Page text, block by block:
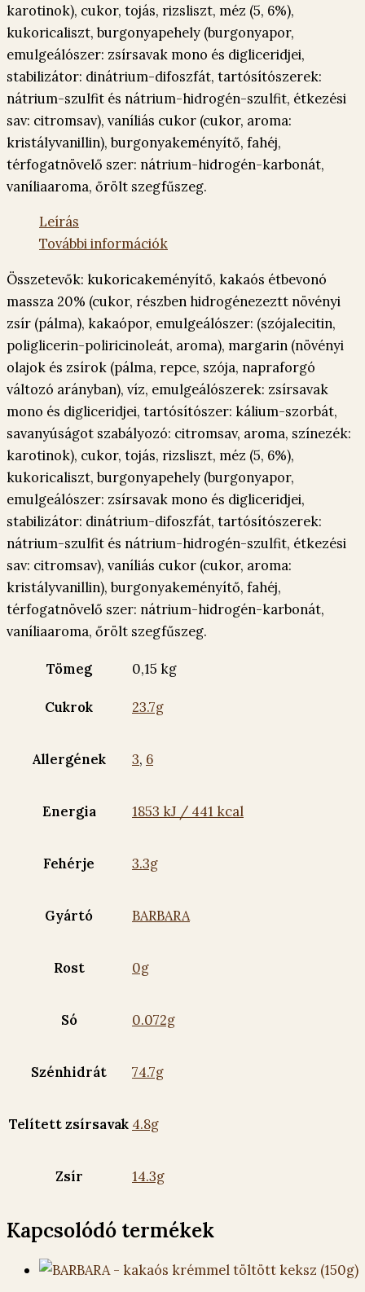
karotinok), cukor, tojás, rizsliszt, méz (5, 6%),
kukoricaliszt, burgonyapehely (burgonyapor,
emulgeálószer: zsírsavak mono és digliceridjei,
stabilizátor: dinátrium-difoszfát, tartósítószerek:
nátrium-szulfit és nátrium-hidrogén-szulfit, étkezési
sav: citromsav), vaníliás cukor (cukor, aroma:
kristályvanillin), burgonyakeményítő, fahéj,
térfogatnövelő szer: nátrium-hidrogén-karbonát,
vaníliaaroma, őrölt szegfűszeg.
Leírás
További információk
Összetevők: kukoricakeményítő, kakaós étbevonó
massza 20% (cukor, részben hidrogénezeztt növényi
zsír (pálma), kakaópor, emulgeálószer: (szójalecitin,
poliglicerin-poliricinoleát, aroma), margarin (növényi
olajok és zsírok (pálma, repce, szója, napraforgó
változó arányban), víz, emulgeálószerek: zsírsavak
mono és digliceridjei, tartósítószer: kálium-szorbát,
savanyúságot szabályozó: citromsav, aroma, színezék:
karotinok), cukor, tojás, rizsliszt, méz (5, 6%),
kukoricaliszt, burgonyapehely (burgonyapor,
emulgeálószer: zsírsavak mono és digliceridjei,
stabilizátor: dinátrium-difoszfát, tartósítószerek:
nátrium-szulfit és nátrium-hidrogén-szulfit, étkezési
sav: citromsav), vaníliás cukor (cukor, aroma:
kristályvanillin), burgonyakeményítő, fahéj,
térfogatnövelő szer: nátrium-hidrogén-karbonát,
vaníliaaroma, őrölt szegfűszeg.
Tömeg 0,15 kg
Cukrok 23.7g
Allergének 3, 6
Energia 1853 kJ / 441 kcal
Fehérje 3.3g
Gyártó BARBARA
Rost 0g
Só 0.072g
Szénhidrát 74.7g
Telített zsírsavak 4.8g
Zsír 14.3g
Kapcsolódó termékek